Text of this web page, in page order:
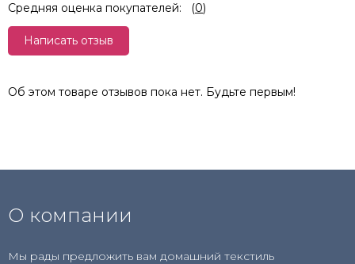
Средняя оценка покупателей: (0)
Написать отзыв
Об этом товаре отзывов пока нет. Будьте первым!
О компании
Мы рады предложить вам домашний текстиль